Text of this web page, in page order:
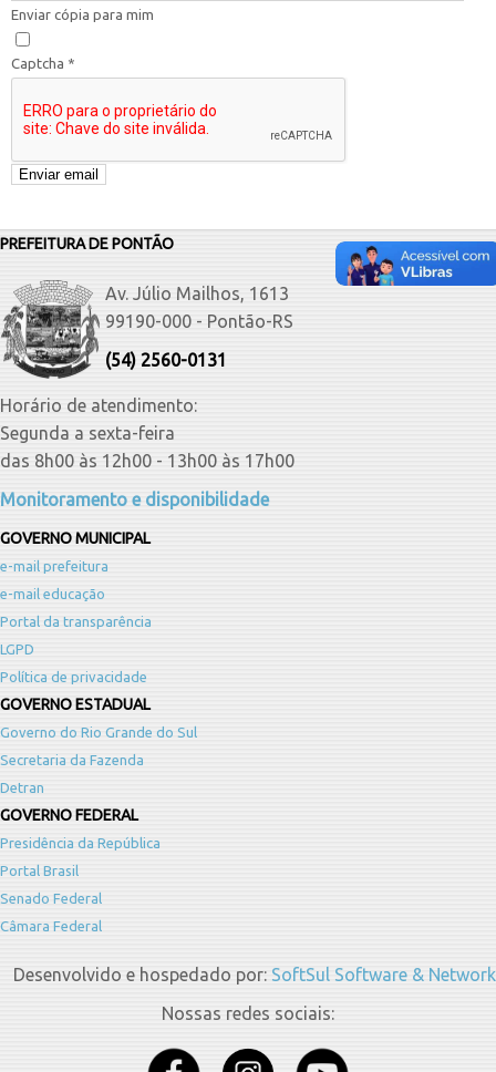
Enviar cópia para mim
Captcha *
PREFEITURA DE PONTÃO
Av. Júlio Mailhos, 1613
99190-000 - Pontão-RS
(54) 2560-0131
Horário de atendimento:
Segunda a sexta-feira
das 8h00 às 12h00 - 13h00 às 17h00
Monitoramento e disponibilidade
GOVERNO MUNICIPAL
e-mail prefeitura
e-mail educação
Portal da transparência
LGPD
Política de privacidade
GOVERNO ESTADUAL
Governo do Rio Grande do Sul
Secretaria da Fazenda
Detran
GOVERNO FEDERAL
Presidência da República
Portal Brasil
Senado Federal
Câmara Federal
Desenvolvido e hospedado por: SoftSul Software & Network
Nossas redes sociais: